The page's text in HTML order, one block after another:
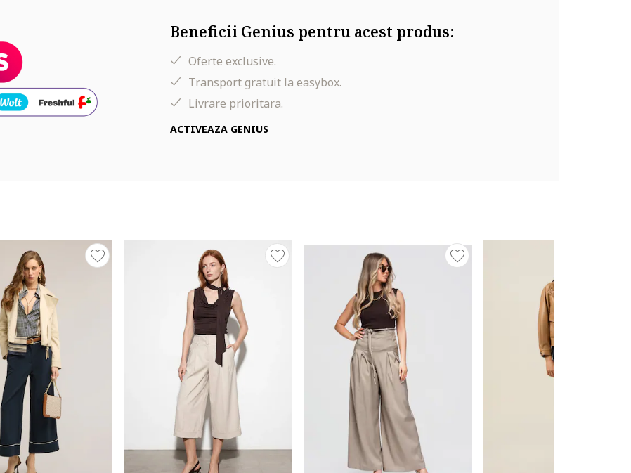
Beneficii Genius pentru acest produs:
Oferte exclusive.
Transport gratuit la easybox.
Livrare prioritara.
ACTIVEAZA GENIUS